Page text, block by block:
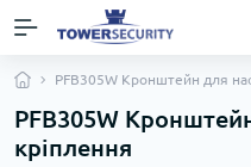
PFB305W Кронштейн для
PFB305W
кріплення